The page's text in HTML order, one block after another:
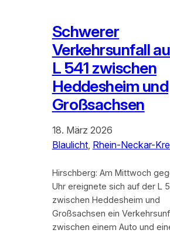
Schwerer
Verkehrsunfall
L 541 zwischen
Heddesheim und
Großsachsen
18. März 2026
Blaulicht, Rhein-Neckar-
Hirschberg: Am Mittwoch
Uhr ereignete sich auf der L
zwischen Heddesheim und
Großsachsen ein
zwischen einem Auto und